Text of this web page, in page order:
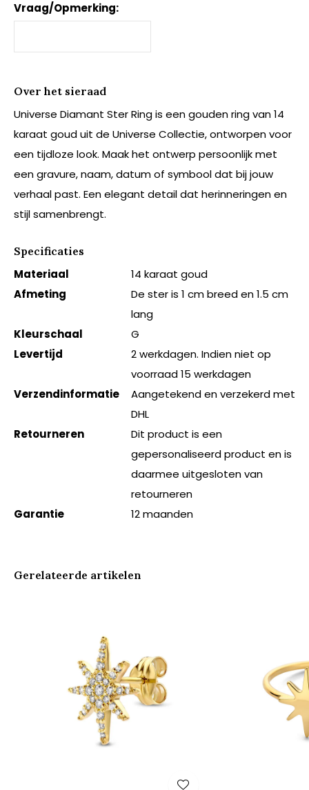
Vraag/Opmerking:
Over het sieraad
Universe Diamant Ster Ring is een gouden ring van 14
karaat goud uit de Universe Collectie, ontworpen voor
een tijdloze look. Maak het ontwerp persoonlijk met
een gravure, naam, datum of symbool dat bij jouw
verhaal past. Een elegant detail dat herinneringen en
stijl samenbrengt.
Specificaties
Materiaal
14 karaat goud
Afmeting
De ster is 1 cm breed en 1.5 cm
lang
Kleurschaal
G
Levertijd
2 werkdagen. Indien niet op
voorraad 15 werkdagen
Verzendinformatie
Aangetekend en verzekerd met
DHL
Retourneren
Dit product is een
gepersonaliseerd product en is
daarmee uitgesloten van
retourneren
Garantie
12 maanden
Gerelateerde artikelen